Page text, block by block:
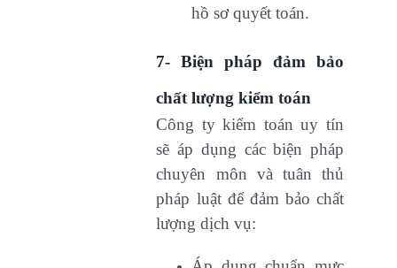
hồ sơ quyết toán.
7- Biện pháp đảm bảo
chất lượng kiểm toán
Công ty kiểm toán uy tín
sẽ áp dụng các biện pháp
chuyên môn và tuân thủ
pháp luật để đảm bảo chất
lượng dịch vụ: